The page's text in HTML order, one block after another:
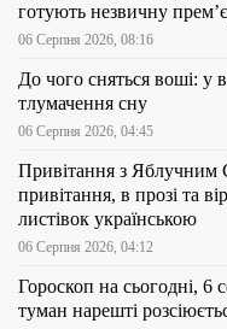
готують незвичну
06 Серпня 2026, 08:16
До чого сняться воші: у
тлумачення сну
06 Серпня 2026, 04:45
Привітання з Яблучним
привітання, в прозі та
листівок українською
06 Серпня 2026, 04:12
Гороскоп на сьогодні, 6
туман нарешті